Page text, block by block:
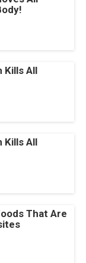
Kills All
Kills All
That Are